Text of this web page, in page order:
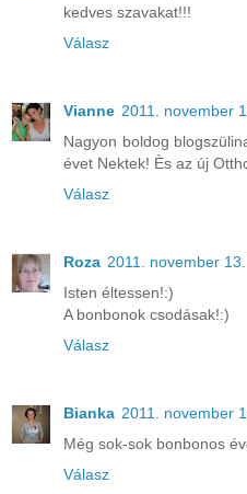
kedves szavakat!!!
Válasz
Vianne 2011. november
Nagyon boldog
évet Nektek! Ès az új
Válasz
Roza 2011. november
Isten éltessen!:)
A bonbonok csodásak!:)
Válasz
Bianka 2011. november
Még sok-sok bonbonos
Válasz